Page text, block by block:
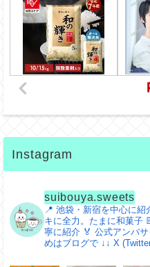
Instagram
suibouya.sweets
📍 池袋・新宿を中心に紹
キに全力。たまに和菓子
寧に紹介 🏅 公式アンバ
めはブログで ↓↓ X